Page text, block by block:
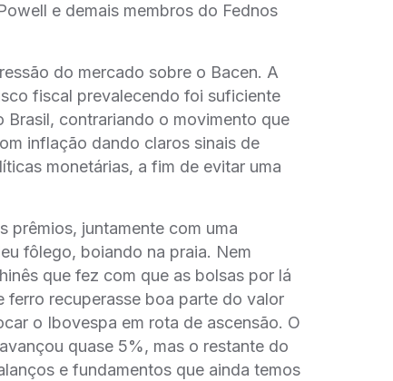
e demais membros do Fednos
do mercado sobre o Bacen. A
fiscal prevalecendo foi suficiente
contrariando o movimento que
inflação dando claros sinais de
monetárias, a fim de evitar uma
prêmios, juntamente com uma
fôlego, boiando na praia. Nem
que fez com que as bolsas por lá
ferro recuperasse boa parte do valor
o Ibovespa em rota de ascensão. O
quase 5%, mas o restante do
e fundamentos que ainda temos